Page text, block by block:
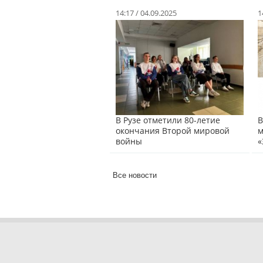
14:17 / 04.09.2025
В Рузе отметили 80-летие
окончания Второй мировой
войны
Все новости